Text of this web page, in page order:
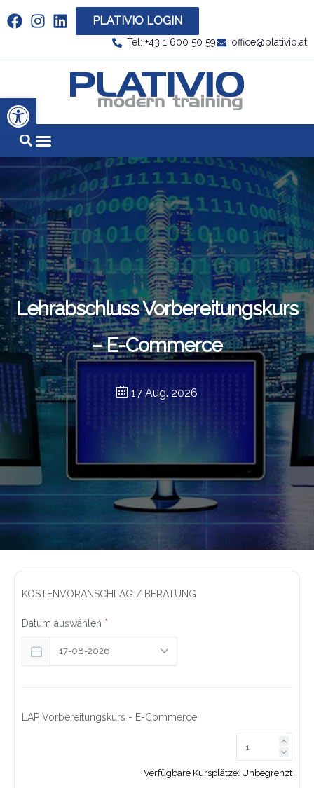
Werkzeugleiste öffnen
Link zu https://www.linkedin.com/company/
PLATIVIO LOGIN
Tel: +43 1 600 50 59 office@plativio.at
Link zu
Lehrabschluss Vorbereitungskurs
– E-Commerce
17 Aug. 2026
KOSTENVORANSCHLAG / BERATUNG
Datum auswählen *
LAP Vorbereitungskurs - E-Commerce
Link
Link
Verfügbare Kursplätze: Unbegrenzt